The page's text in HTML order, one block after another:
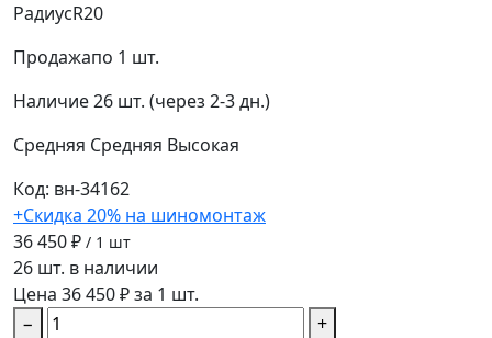
РадиусR20
Продажапо 1 шт.
Наличие26 шт. (через 2-3 дн.)
Средняя Средняя Высокая
Код: вн-34162
+Скидка 20% на шиномонтаж
36 450 ₽ / 1 шт
26 шт. в наличии
Цена 36 450 ₽ за 1 шт.
−
+